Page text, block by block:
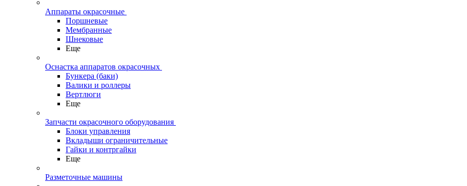
Аппараты окрасочные
Поршневые
Мембранные
Шнековые
Еще
Оснастка аппаратов окрасочных
Бункера (баки)
Валики и роллеры
Вертлюги
Еще
Запчасти окрасочного оборудования
Блоки управления
Вкладыши ограничительные
Гайки и контргайки
Еще
Разметочные машины